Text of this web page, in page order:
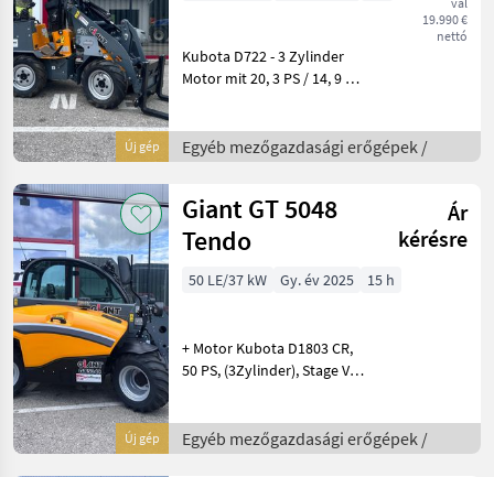
Új gép
19.990 €
nettó
Kubota D722 - 3 Zylinder
Motor mit 20, 3 PS / 14, 9 kW
Joysticksteuerung! +
Vorwärts und rückwärts
Schalter
Egyéb mezőgazdasági erőgépek /
Új gép
Giant GT 5048
Tendo
Ár
kérésre
50 LE/37 kW Gy. év 2025 15 h
+ Motor Kubota D1803 CR,
50 PS, (3Zylinder), Stage V +
Heckanbaugeräte +
Heckgewicht 180 kg +
Egyéb mezőgazdasági erőgépek /